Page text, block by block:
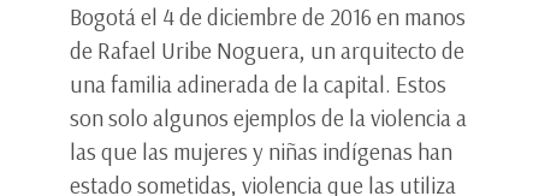
Bogotá el 4 de diciembre de 2016 en manos
de Rafael Uribe Noguera, un arquitecto de
una familia adinerada de la capital. Estos
son solo algunos ejemplos de la violencia a
las que las mujeres y niñas indígenas han
estado sometidas, violencia que las utiliza